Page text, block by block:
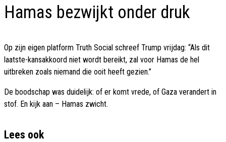
Hamas bezwijkt onder druk
Op zijn eigen platform Truth Social schreef Trump vrijdag: “Als dit
laatste-kansakkoord niet wordt bereikt, zal voor Hamas de hel
uitbreken zoals niemand die ooit heeft gezien.”
De boodschap was duidelijk: of er komt vrede, of Gaza verandert in
stof. En kijk aan – Hamas zwicht.
Lees ook